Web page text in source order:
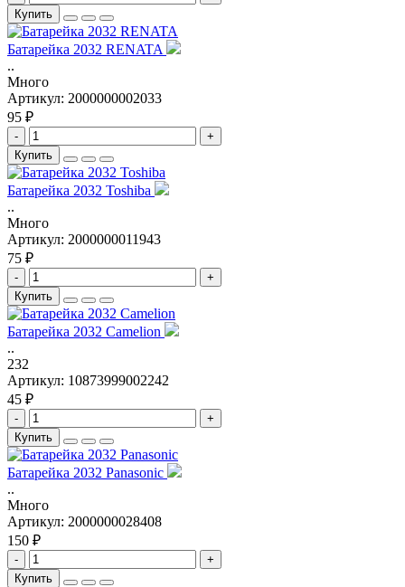
Купить
Батарейка 2032 RENATA
..
Много
Артикул: 2000000002033
95 ₽
-
+
Купить
Батарейка 2032 Toshiba
..
Много
Артикул: 2000000011943
75 ₽
-
+
Купить
Батарейка 2032 Camelion
..
232
Артикул: 10873999002242
45 ₽
-
+
Купить
Батарейка 2032 Panasonic
..
Много
Артикул: 2000000028408
150 ₽
-
+
Купить